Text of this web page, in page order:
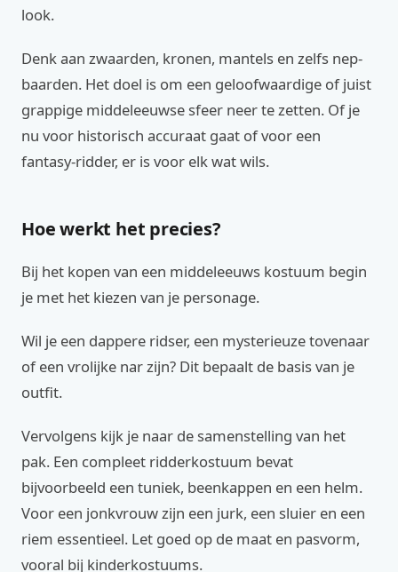
look.
Denk aan zwaarden, kronen, mantels en zelfs nep-
baarden. Het doel is om een geloofwaardige of juist
grappige middeleeuwse sfeer neer te zetten. Of je
nu voor historisch accuraat gaat of voor een
fantasy-ridder, er is voor elk wat wils.
Hoe werkt het precies?
Bij het kopen van een middeleeuws kostuum begin
je met het kiezen van je personage.
Wil je een dappere ridser, een mysterieuze tovenaar
of een vrolijke nar zijn? Dit bepaalt de basis van je
outfit.
Vervolgens kijk je naar de samenstelling van het
pak. Een compleet ridderkostuum bevat
bijvoorbeeld een tuniek, beenkappen en een helm.
Voor een jonkvrouw zijn een jurk, een sluier en een
riem essentieel. Let goed op de maat en pasvorm,
vooral bij kinderkostuums.